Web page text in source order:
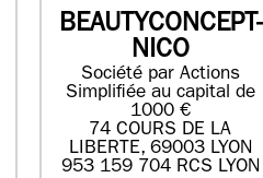
BEAUTYCONCEPT-
NICO
Société par Actions
Simplifiée au capital de
1000 €
74 COURS DE LA
LIBERTE, 69003 LYON
953 159 704 RCS LYON